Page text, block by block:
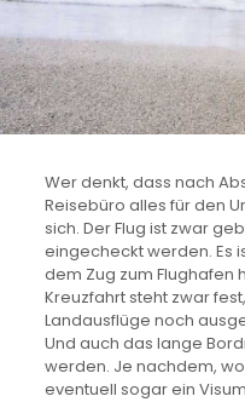
Wer denkt, dass nach
Reisebüro alles für den
sich. Der Flug ist zwar
eingecheckt werden. Es
dem Zug zum Flughafen
Kreuzfahrt steht zwar
Landausflüge noch
Und auch das lange
werden. Je nachdem,
eventuell sogar ein